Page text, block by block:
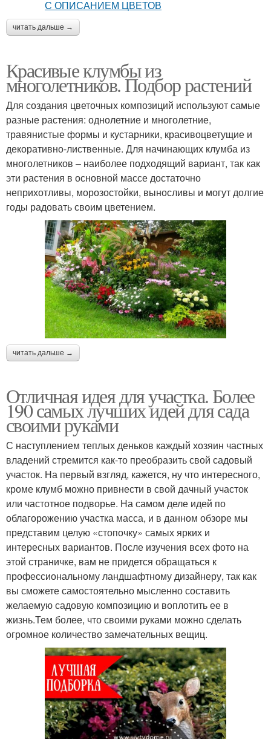
читать дальше →
Красивые клумбы из
многолетников. Подбор растений
Для создания цветочных композиций используют самые
разные растения: однолетние и многолетние,
травянистые формы и кустарники, красивоцветущие и
декоративно-лиственные. Для начинающих клумба из
многолетников – наиболее подходящий вариант, так как
эти растения в основной массе достаточно
неприхотливы, морозостойки, выносливы и могут долгие
годы радовать своим цветением.
читать дальше →
Отличная идея для участка. Более
190 самых лучших идей для сада
своими руками
С наступлением теплых деньков каждый хозяин частных
владений стремится как-то преобразить свой садовый
участок. На первый взгляд, кажется, ну что интересного,
кроме клумб можно привнести в свой дачный участок
или частотное подворье. На самом деле идей по
облагорожению участка масса, и в данном обзоре мы
представим целую «стопочку» самых ярких и
интересных вариантов. После изучения всех фото на
этой страничке, вам не придется обращаться к
профессиональному ландшафтному дизайнеру, так как
вы сможете самостоятельно мысленно составить
желаемую садовую композицию и воплотить ее в
жизнь.Тем более, что своими руками можно сделать
огромное количество замечательных вещиц.